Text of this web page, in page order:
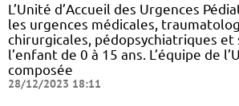
L’Unité d’Accueil des Urgences
les urgences médicales,
chirurgicales, pédopsychiatriques et
l’enfant de 0 à 15 ans. L’équipe de
composée
28/12/2023 18:11